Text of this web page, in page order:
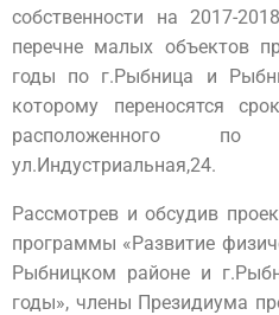
собственности на 2017-
перечне малых объектов
годы по г.Рыбница и
которому переносятся
расположенного
ул.Индустриальная,24.
Рассмотрев и обсудив
программы «Развитие
Рыбницком районе и
годы», члены Президиума